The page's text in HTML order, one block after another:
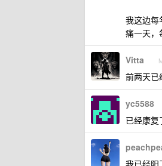
我这边每
痛一天，
Vitta
前两天已
yc5588
已经康
我已经阳